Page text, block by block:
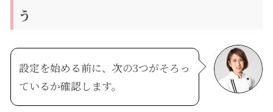
う
設定を始める前に、次の3つがそろっ
ているか確認します。